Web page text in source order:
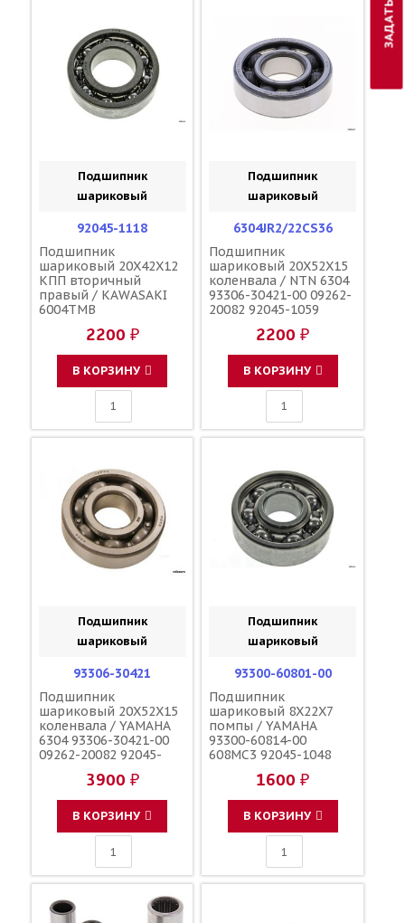
Подшипник
шариковый
92045-1118
Подшипник
шариковый 20X42X12
КПП вторичный
правый / KAWASAKI
6004TMB
2200 ₽
В КОРЗИНУ
Подшипник
шариковый
6304JR2/22CS36
Подшипник
шариковый 20X52X15
коленвала / NTN 6304
93306-30421-00 09262-
20082 92045-1059
2200 ₽
В КОРЗИНУ
Подшипник
шариковый
93306-30421
Подшипник
шариковый 20X52X15
коленвала / YAMAHA
6304 93306-30421-00
09262-20082 92045-
3900 ₽
В КОРЗИНУ
Подшипник
шариковый
93300-60801-00
Подшипник
шариковый 8X22X7
помпы / YAMAHA
93300-60814-00
608MC3 92045-1048
1600 ₽
В КОРЗИНУ